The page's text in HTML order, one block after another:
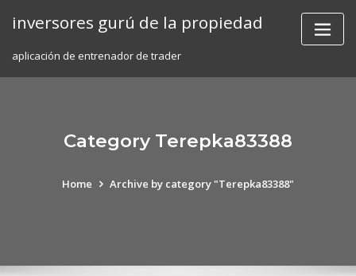
inversores gurú de la propiedad
aplicación de entrenador de trader
Category Terepka83388
Home Archive by category "Terepka83388"